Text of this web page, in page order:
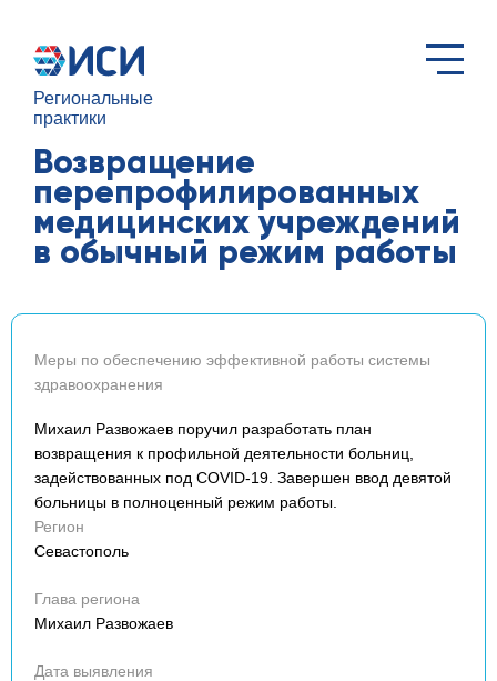
Региональные
практики
Возвращение
перепрофилированных
медицинских учреждений
в обычный режим работы
Меры по обеспечению эффективной работы системы
здравоохранения
Михаил Развожаев поручил разработать план
возвращения к профильной деятельности больниц,
задействованных под COVID-19. Завершен ввод девятой
больницы в полноценный режим работы.
Регион
Севастополь
Глава региона
Михаил Развожаев
Дата выявления